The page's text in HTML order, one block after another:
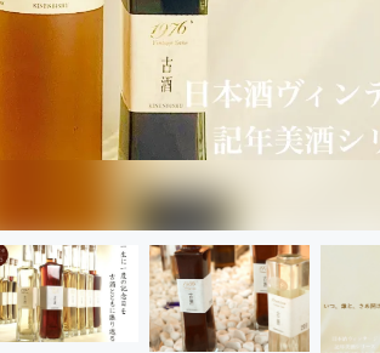
CAMPFIREふるさと納税